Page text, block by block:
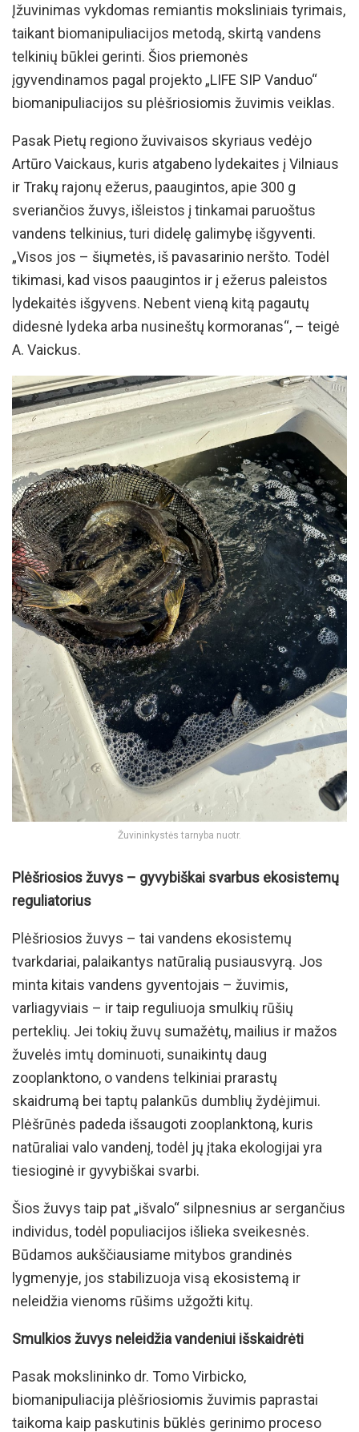
Įžuvinimas vykdomas remiantis moksliniais tyrimais,
taikant biomanipuliacijos metodą, skirtą vandens
telkinių būklei gerinti. Šios priemonės
įgyvendinamos pagal projekto „LIFE SIP Vanduo“
biomanipuliacijos su plėšriosiomis žuvimis veiklas.
Pasak Pietų regiono žuvivaisos skyriaus vedėjo
Artūro Vaickaus, kuris atgabeno lydekaites į Vilniaus
ir Trakų rajonų ežerus, paaugintos, apie 300 g
sveriančios žuvys, išleistos į tinkamai paruoštus
vandens telkinius, turi didelę galimybę išgyventi.
„Visos jos – šiųmetės, iš pavasarinio neršto. Todėl
tikimasi, kad visos paaugintos ir į ežerus paleistos
lydekaitės išgyvens. Nebent vieną kitą pagautų
didesnė lydeka arba nusineštų kormoranas“, – teigė
A. Vaickus.
Žuvininkystės tarnyba nuotr.
Plėšriosios žuvys – gyvybiškai svarbus ekosistemų
reguliatorius
Plėšriosios žuvys – tai vandens ekosistemų
tvarkdariai, palaikantys natūralią pusiausvyrą. Jos
minta kitais vandens gyventojais – žuvimis,
varliagyviais – ir taip reguliuoja smulkių rūšių
perteklių. Jei tokių žuvų sumažėtų, mailius ir mažos
žuvelės imtų dominuoti, sunaikintų daug
zooplanktono, o vandens telkiniai prarastų
skaidrumą bei taptų palankūs dumblių žydėjimui.
Plėšrūnės padeda išsaugoti zooplanktoną, kuris
natūraliai valo vandenį, todėl jų įtaka ekologijai yra
tiesioginė ir gyvybiškai svarbi.
Šios žuvys taip pat „išvalo“ silpnesnius ar sergančius
individus, todėl populiacijos išlieka sveikesnės.
Būdamos aukščiausiame mitybos grandinės
lygmenyje, jos stabilizuoja visą ekosistemą ir
neleidžia vienoms rūšims užgožti kitų.
Smulkios žuvys neleidžia vandeniui išskaidrėti
Pasak mokslininko dr. Tomo Virbicko,
biomanipuliacija plėšriosiomis žuvimis paprastai
taikoma kaip paskutinis būklės gerinimo proceso